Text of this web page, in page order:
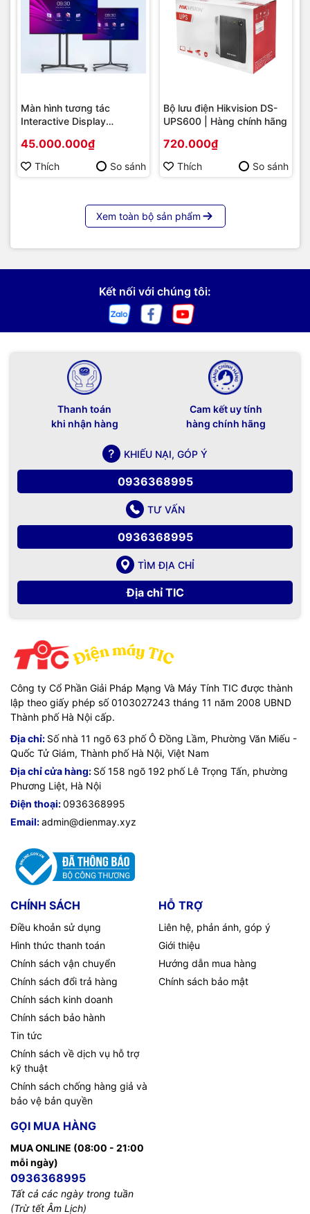
Màn hình tương tác
Interactive Display
86 | Cấu hình cao cấp |
Hàng chính hãng
45.000.000₫
Thích So sánh
Bộ lưu điện Hikvision DS-
UPS600 | Hàng chính hãng
720.000₫
Thích So sánh
Xem toàn bộ sản phẩm
Kết nối với chúng tôi:
Thanh toán
khi nhận hàng
Cam kết uy tính
hàng chính hãng
KHIẾU NẠI, GÓP Ý
0936368995
TƯ VẤN
0936368995
TÌM ĐỊA CHỈ
Địa chỉ TIC
Công ty Cổ Phần Giải Pháp Mạng Và Máy Tính TIC được thành
lập theo giấy phép số 0103027243 tháng 11 năm 2008 UBND
Thành phố Hà Nội cấp.
Địa chỉ: Số nhà 11 ngõ 63 phố Ô Đồng Lầm, Phường Văn Miếu -
Quốc Tử Giám, Thành phố Hà Nội, Việt Nam
Địa chỉ cửa hàng: Số 158 ngõ 192 phố Lê Trọng Tấn, phường
Phương Liệt, Hà Nội
Điện thoại:0936368995
Email:admin@dienmay.xyz
CHÍNH SÁCH
Điều khoản sử dụng
Hình thức thanh toán
Chính sách vận chuyển
Chính sách đổi trả hàng
Chính sách kinh doanh
Chính sách bảo hành
Tin tức
Chính sách về dịch vụ hỗ trợ
kỹ thuật
Chính sách chống hàng giả và
bảo vệ bản quyền
HỖ TRỢ
Liên hệ, phản ánh, góp ý
Giới thiệu
Hướng dẫn mua hàng
Chính sách bảo mật
GỌI MUA HÀNG
MUA ONLINE (08:00 - 21:00
mỗi ngày)
0936368995
Tất cả các ngày trong tuần
(Trừ tết Âm Lịch)